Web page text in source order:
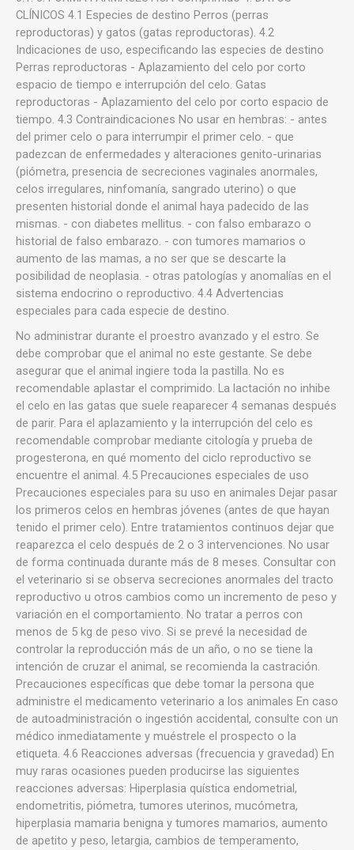
CLÍNICOS 4.1 Especies de destino Perros (perras
reproductoras) y gatos (gatas reproductoras). 4.2
Indicaciones de uso, especificando las especies de destino
Perras reproductoras - Aplazamiento del celo por corto
espacio de tiempo e interrupción del celo. Gatas
reproductoras - Aplazamiento del celo por corto espacio de
tiempo. 4.3 Contraindicaciones No usar en hembras: - antes
del primer celo o para interrumpir el primer celo. - que
padezcan de enfermedades y alteraciones genito-urinarias
(piómetra, presencia de secreciones vaginales anormales,
celos irregulares, ninfomanía, sangrado uterino) o que
presenten historial donde el animal haya padecido de las
mismas. - con diabetes mellitus. - con falso embarazo o
historial de falso embarazo. - con tumores mamarios o
aumento de las mamas, a no ser que se descarte la
posibilidad de neoplasia. - otras patologías y anomalías en el
sistema endocrino o reproductivo. 4.4 Advertencias
especiales para cada especie de destino.
No administrar durante el proestro avanzado y el estro. Se
debe comprobar que el animal no este gestante. Se debe
asegurar que el animal ingiere toda la pastilla. No es
recomendable aplastar el comprimido. La lactación no inhibe
el celo en las gatas que suele reaparecer 4 semanas después
de parir. Para el aplazamiento y la interrupción del celo es
recomendable comprobar mediante citología y prueba de
progesterona, en qué momento del ciclo reproductivo se
encuentre el animal. 4.5 Precauciones especiales de uso
Precauciones especiales para su uso en animales Dejar pasar
los primeros celos en hembras jóvenes (antes de que hayan
tenido el primer celo). Entre tratamientos continuos dejar que
reaparezca el celo después de 2 o 3 intervenciones. No usar
de forma continuada durante más de 8 meses. Consultar con
el veterinario si se observa secreciones anormales del tracto
reproductivo u otros cambios como un incremento de peso y
variación en el comportamiento. No tratar a perros con
menos de 5 kg de peso vivo. Si se prevé la necesidad de
controlar la reproducción más de un año, o no se tiene la
intención de cruzar el animal, se recomienda la castración.
Precauciones específicas que debe tomar la persona que
administre el medicamento veterinario a los animales En caso
de autoadministración o ingestión accidental, consulte con un
médico inmediatamente y muéstrele el prospecto o la
etiqueta. 4.6 Reacciones adversas (frecuencia y gravedad) En
muy raras ocasiones pueden producirse las siguientes
reacciones adversas: Hiperplasia quística endometrial,
endometritis, piómetra, tumores uterinos, mucómetra,
hiperplasia mamaria benigna y tumores mamarios, aumento
de apetito y peso, letargia, cambios de temperamento,